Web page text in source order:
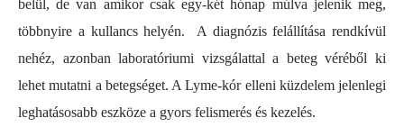
belül, de van amikor csak egy-két hónap múlva jelenik meg,
többnyire a kullancs helyén. A diagnózis felállítása rendkívül
nehéz, azonban laboratóriumi vizsgálattal a beteg véréből ki
lehet mutatni a betegséget. A Lyme-kór elleni küzdelem jelenlegi
leghatásosabb eszköze a gyors felismerés és kezelés.